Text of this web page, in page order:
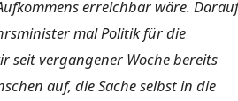
erreichbar wäre. Darauf
mal Politik für die
seit vergangener Woche bereits
auf, die Sache selbst in die